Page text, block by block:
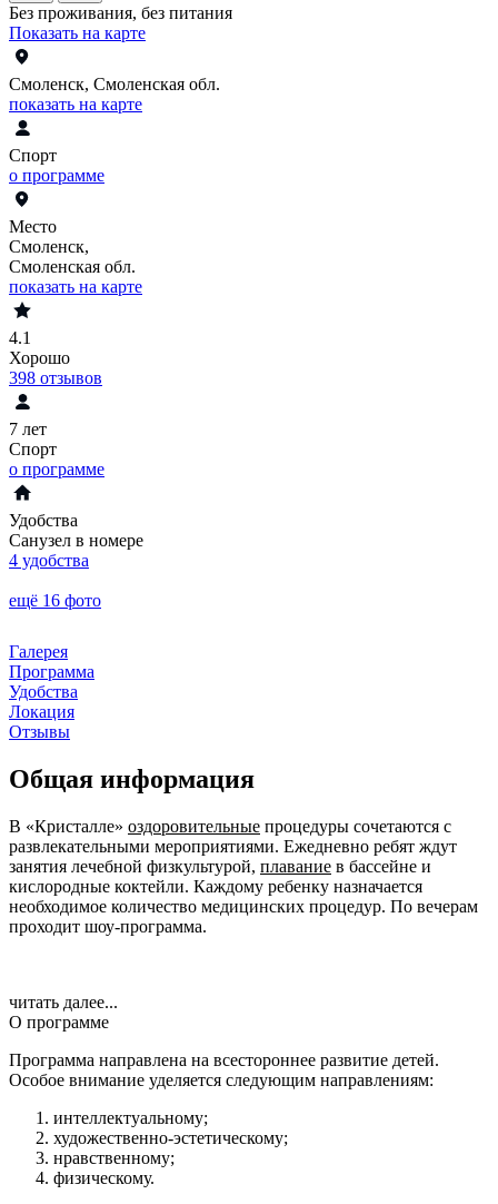
Без проживания, без питания
Показать на карте
Смоленск, Смоленская обл.
показать на карте
Спорт
о программе
Место
Смоленск,
Смоленская обл.
показать на карте
4.1
Хорошо
398 отзывов
7 лет
Спорт
о программе
Удобства
Санузел в номере
4 удобства
ещё 16 фото
Галерея
Программа
Удобства
Локация
Отзывы
Общая информация
В «Кристалле» оздоровительные процедуры сочетаются с
развлекательными мероприятиями. Ежедневно ребят ждут
занятия лечебной физкультурой, плавание в бассейне и
кислородные коктейли. Каждому ребенку назначается
необходимое количество медицинских процедур. По вечерам
проходит шоу-программа.
читать далее...
О программе
Программа направлена на всестороннее развитие детей.
Особое внимание уделяется следующим направлениям:
интеллектуальному;
художественно-эстетическому;
нравственному;
физическому.